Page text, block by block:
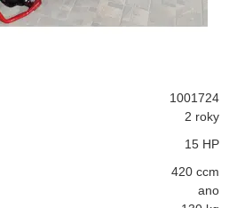
1001724
2 roky
15 HP
420 ccm
ano